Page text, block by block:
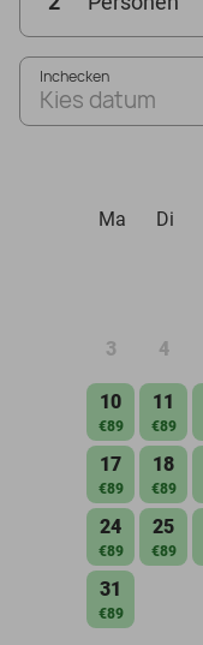
Inchecken
Kies datum
Ma
Di
3 4
10
€89
11
€89
17
€89
18
€89
24
€89
25
€89
31
€89